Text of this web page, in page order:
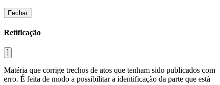
Fechar
Retificação
Matéria que corrige trechos de atos que tenham sido publicados com
erro. É feita de modo a possibilitar a identificação da parte que está